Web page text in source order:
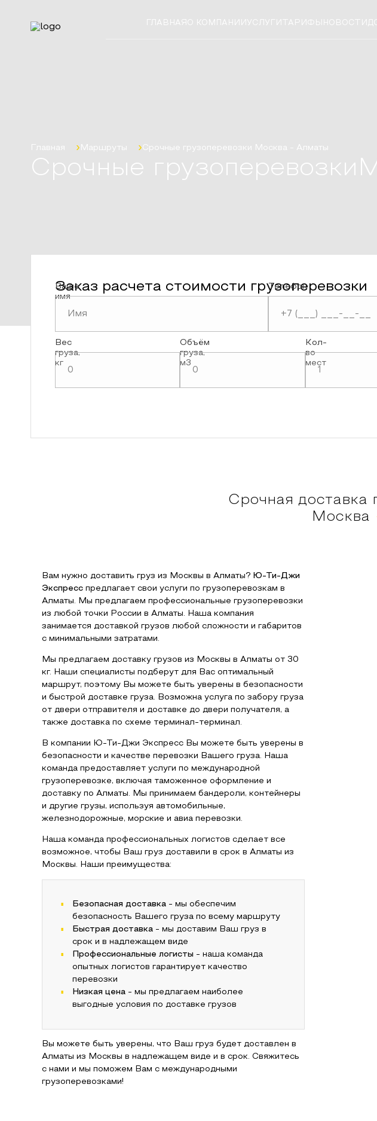
ГЛАВНАЯ О КОМПАНИИ УСЛУГИ ТАРИФЫ НОВОСТИ
Главная Маршруты Срочные грузоперевозки Москва - Алматы
Срочные грузоперевозки
Заказ расчета стоимости грузоперевозки
Ваше
имя
Телефон
Вес
груза,
кг
Объём
груза,
м3
Кол-
во
мест
Срочная доставка
Москва
Вам нужно доставить груз из Москвы в Алматы? Ю-Ти-Джи
Экспресспредлагает свои услуги по грузоперевозкам в
Алматы. Мы предлагаем профессиональные грузоперевозки
из любой точки России в Алматы. Наша компания
занимается доставкой грузов любой сложности и габаритов
с минимальными затратами.
Мы предлагаем доставку грузов из Москвы в Алматы от 30
кг. Наши специалисты подберут для Вас оптимальный
маршрут, поэтому Вы можете быть уверены в безопасности
и быстрой доставке груза. Возможна услуга по забору груза
от двери отправителя и доставке до двери получателя, а
также доставка по схеме терминал-терминал.
В компании Ю-Ти-Джи Экспресс Вы можете быть уверены в
безопасности и качестве перевозки Вашего груза. Наша
команда предоставляет услуги по международной
грузоперевозке, включая таможенное оформление и
доставку по Алматы. Мы принимаем бандероли, контейнеры
и другие грузы, используя автомобильные,
железнодорожные, морские и авиа перевозки.
Наша команда профессиональных логистов сделает все
возможное, чтобы Ваш груз доставили в срок в Алматы из
Москвы. Наши преимущества:
Безопасная доставка- мы обеспечим
безопасность Вашего груза по всему маршруту
Быстрая доставка- мы доставим Ваш груз в
срок и в надлежащем виде
Профессиональные логисты - наша команда
опытных логистов гарантирует качество
перевозки
Низкая цена- мы предлагаем наиболее
выгодные условия по доставке грузов
Вы можете быть уверены, что Ваш груз будет доставлен в
Алматы из Москвы в надлежащем виде и в срок. Свяжитесь
с нами и мы поможем Вам с международными
грузоперевозками!